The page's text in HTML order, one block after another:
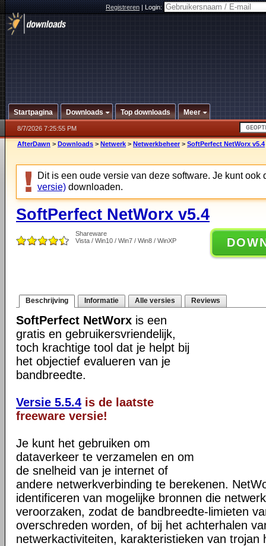
Registreren|Login:
Startpagina Downloads Top downloads Meer
8/7/2026 7:25:55 PM
AfterDawn > Downloads > Netwerk > Netwerkbeheer > SoftPerfect NetWorx v5.4
Dit is een oude versie van deze software. Je kunt ook
versie) downloaden.
SoftPerfect NetWorx v5.4
Shareware
Vista / Win10 / Win7 / Win8 / WinXP
Beschrijving Informatie Alle versies Reviews
SoftPerfect NetWorx is een
gratis en gebruikersvriendelijk,
toch krachtige tool dat je helpt bij
het objectief evalueren van je
bandbreedte.
Versie 5.5.4 is de laatste
freeware versie!
Je kunt het gebruiken om
dataverkeer te verzamelen en om
de snelheid van je internet of
andere netwerkverbinding te berekenen.
identificeren van mogelijke bronnen die
veroorzaken, zodat de bandbreedte-limieten
overschreden worden, of bij het achterhalen
netwerkactiviteiten, karakteristieken van trojan